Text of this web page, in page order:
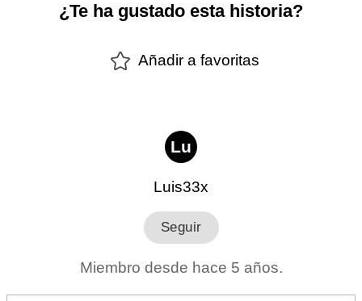
¿Te ha gustado esta historia?
Añadir a favoritas
Lu
Luis33x
Miembro desde hace 5 años.